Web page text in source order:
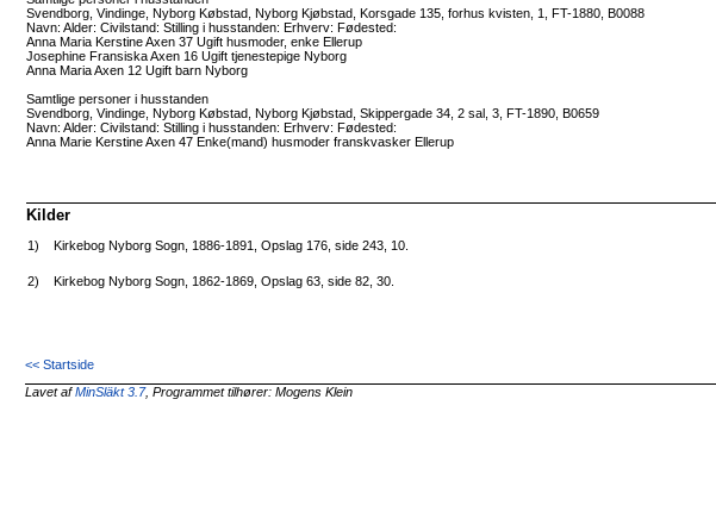
Svendborg, Vindinge, Nyborg Købstad, Nyborg Kjøbstad, Korsgade 135, forhus kvisten, 1, FT-1880, B0088
Navn: Alder: Civilstand: Stilling i husstanden: Erhverv: Fødested:
Anna Maria Kerstine Axen 37 Ugift husmoder, enke Ellerup
Josephine Fransiska Axen 16 Ugift tjenestepige Nyborg
Anna Maria Axen 12 Ugift barn Nyborg
Samtlige personer i husstanden
Svendborg, Vindinge, Nyborg Købstad, Nyborg Kjøbstad, Skippergade 34, 2 sal, 3, FT-1890, B0659
Navn: Alder: Civilstand: Stilling i husstanden: Erhverv: Fødested:
Anna Marie Kerstine Axen 47 Enke(mand) husmoder franskvasker Ellerup
Kilder
1) Kirkebog Nyborg Sogn, 1886-1891, Opslag 176, side 243, 10.
2) Kirkebog Nyborg Sogn, 1862-1869, Opslag 63, side 82, 30.
<< Startside
Lavet afMinSläkt 3.7, Programmet tilhører: Mogens Klein